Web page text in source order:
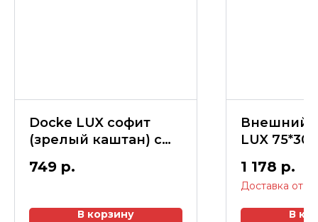
Docke LUX софит
(зрелый каштан) с
305*3000мм (0,92м2)
749 р.
В корзину
Внешний
LUX
1 178 р.
В